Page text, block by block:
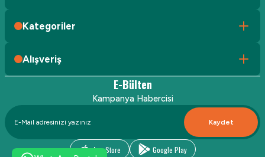
Kategoriler
Alışveriş
E-Bülten
Kampanya Habercisi
Kaydet
App Store Google Play